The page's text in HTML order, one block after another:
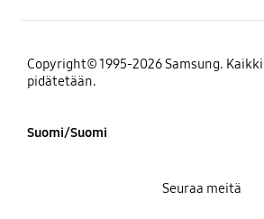
Copyright© 1995-2026 Samsung.
pidätetään.
Suomi/Suomi
Seuraa meitä